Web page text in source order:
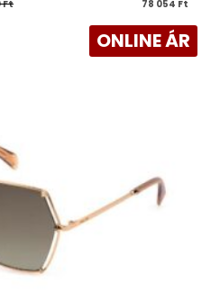
Ft 78 054 Ft
ONLINE ÁR